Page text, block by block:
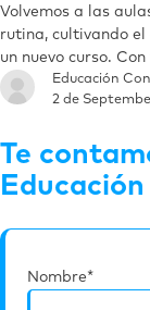
Volvemos a las
rutina, cultivando el
un nuevo curso.
Educación
2 de
Te
Nombre*